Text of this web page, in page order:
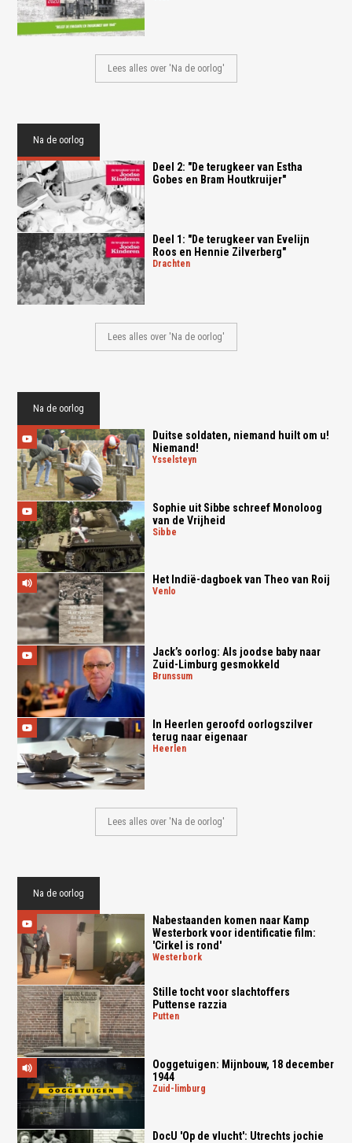
Lees alles over 'Na de oorlog'
Na de oorlog
Deel 2: "De terugkeer van Estha
Gobes en Bram Houtkruijer"
Deel 1: "De terugkeer van Evelijn
Roos en Hennie Zilverberg"
drachten
Lees alles over 'Na de oorlog'
Na de oorlog
Duitse soldaten, niemand huilt om u!
Niemand!
ysselsteyn
Sophie uit Sibbe schreef Monoloog
van de Vrijheid
sibbe
Het Indië-dagboek van Theo van Roij
venlo
Jack’s oorlog: Als joodse baby naar
Zuid-Limburg gesmokkeld
brunssum
In Heerlen geroofd oorlogszilver
terug naar eigenaar
heerlen
Lees alles over 'Na de oorlog'
Na de oorlog
Nabestaanden komen naar Kamp
Westerbork voor identificatie film:
'Cirkel is rond'
westerbork
Stille tocht voor slachtoffers
Puttense razzia
putten
Ooggetuigen: Mijnbouw, 18 december
1944
zuid-limburg
DocU 'Op de vlucht': Utrechts jochie